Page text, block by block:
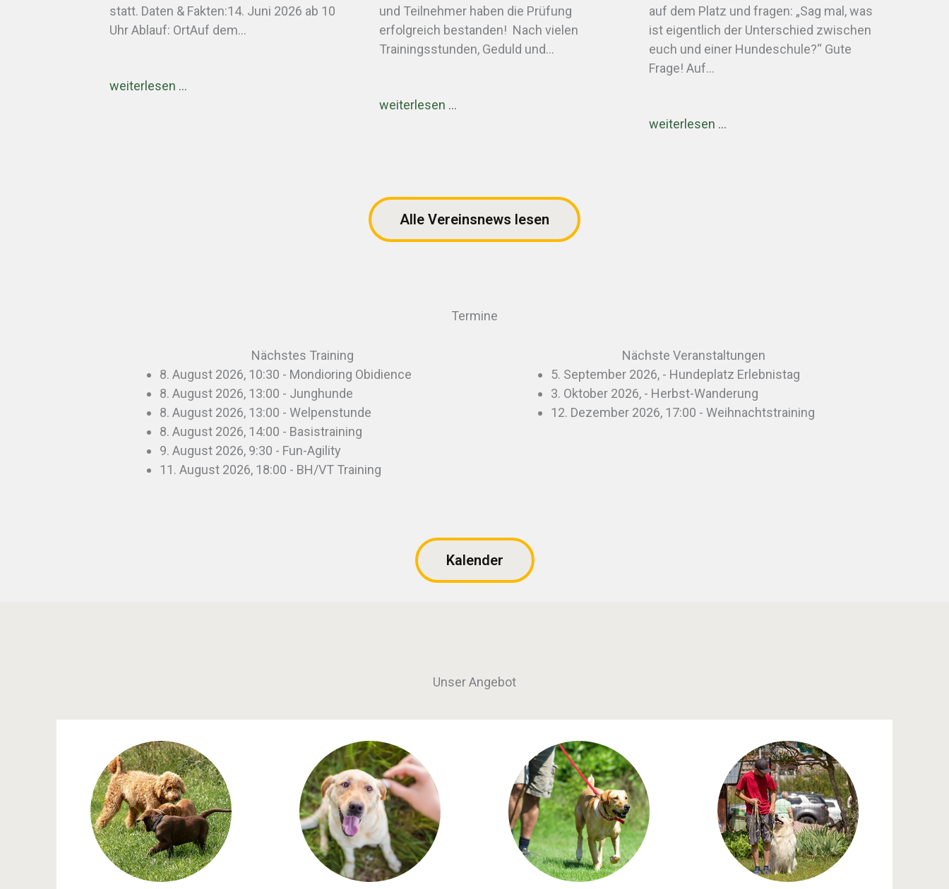
statt. Daten & Fakten:14. Juni 2026 ab 10
Uhr Ablauf: OrtAuf dem…
weiterlesen …
und Teilnehmer haben die Prüfung
erfolgreich bestanden! Nach vielen
Trainingsstunden, Geduld und…
weiterlesen …
auf dem Platz und fragen: „Sag mal, was
ist eigentlich der Unterschied zwischen
euch und einer Hundeschule?“ Gute
Frage! Auf…
weiterlesen …
Alle Vereinsnews lesen
Termine
Nächstes Training
Nächste Veranstaltungen
8. August 2026, 10:30 - Mondioring Obidience
8. August 2026, 13:00 - Junghunde
8. August 2026, 13:00 - Welpenstunde
8. August 2026, 14:00 - Basistraining
9. August 2026, 9:30 - Fun-Agility
11. August 2026, 18:00 - BH/VT Training
5. September 2026, - Hundeplatz Erlebnistag
3. Oktober 2026, - Herbst-Wanderung
12. Dezember 2026, 17:00 - Weihnachtstraining
Kalender
Unser Angebot